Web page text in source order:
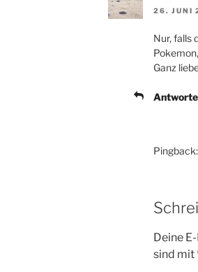
26. JUNI
Nur, falls
Ganz
Pingback:
Deine
sind mit